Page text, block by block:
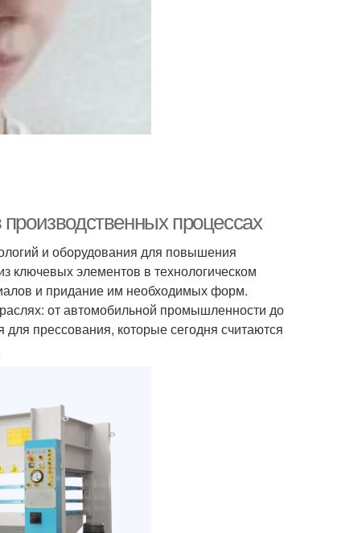
процессах
и оборудования для повышения
ключевых элементов в технологическом
и придание им необходимых форм.
от автомобильной промышленности до
прессования, которые сегодня считаются